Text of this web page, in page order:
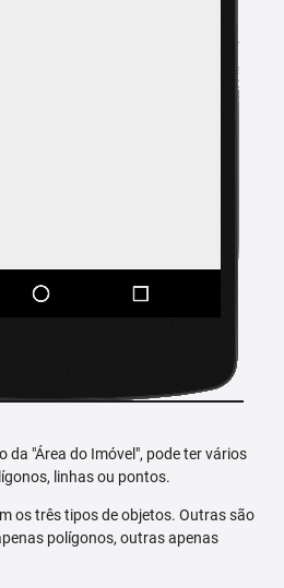
da "Área do Imóvel", pode ter vários
linhas ou pontos.
os três tipos de objetos. Outras são
polígonos, outras apenas